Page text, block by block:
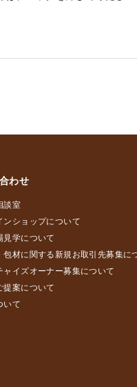
わせ
談室
ンショップについて
見学について
包材に関する新規お取引先募集に
ャイズオーナー募集について
提案について
いて